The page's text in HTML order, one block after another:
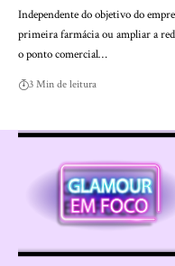
Independente do objetivo do
primeira farmácia ou ampliar a
o ponto comercial…
3 Min de leitura